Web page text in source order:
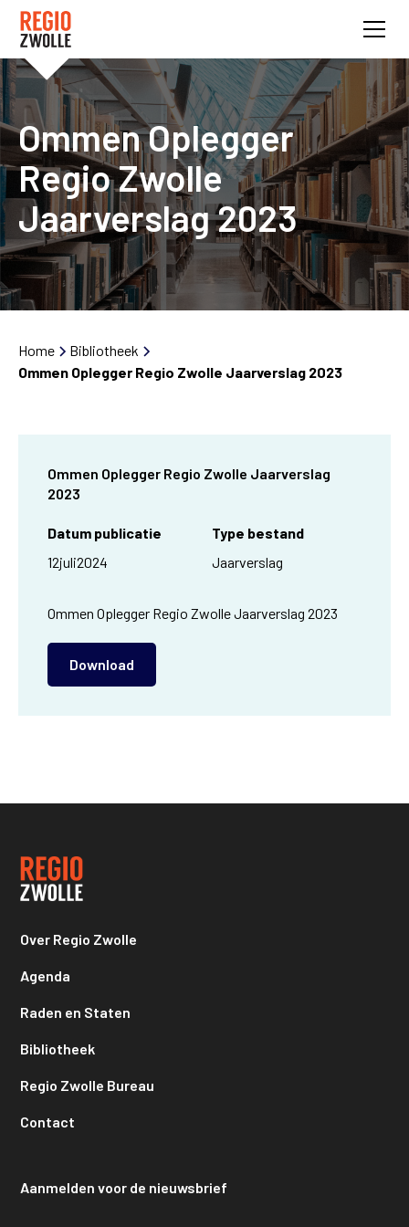
Ommen Oplegger
Regio Zwolle
Jaarverslag 2023
Home
Bibliotheek
Ommen Oplegger Regio Zwolle Jaarverslag 2023
Ommen Oplegger Regio Zwolle Jaarverslag
2023
Datum publicatie
12juli2024
Type bestand
Jaarverslag
Ommen Oplegger Regio Zwolle Jaarverslag 2023
Download
Over Regio Zwolle
Agenda
Raden en Staten
Bibliotheek
Regio Zwolle Bureau
Contact
Aanmelden voor de nieuwsbrief